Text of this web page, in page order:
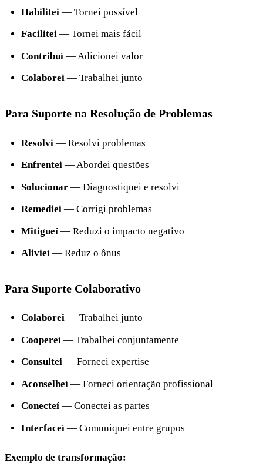
Habilitei— Tornei possível
Facilitei— Tornei mais fácil
Contribuí— Adicionei valor
Colaborei— Trabalhei junto
Para Suporte na Resolução de Problemas
Resolvi — Resolvi problemas
Enfrentei— Abordei questões
Solucionar— Diagnostiquei e resolvi
Remediei— Corrigi problemas
Mitigueí— Reduzi o impacto negativo
Alivieí— Reduz o ônus
Para Suporte Colaborativo
Colaborei— Trabalhei junto
Coopereí— Trabalhei conjuntamente
Consultei— Forneci expertise
Aconselheí— Forneci orientação profissional
Conecteí— Conectei as partes
Interfaceí— Comuniquei entre grupos
Exemplo de transformação: